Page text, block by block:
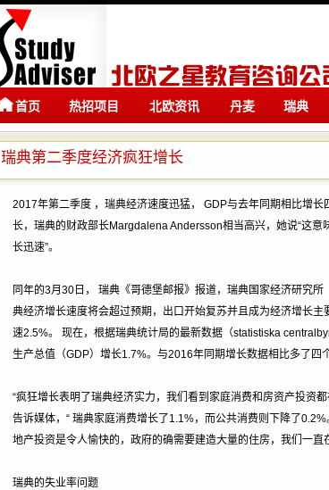
首页 热招项目 北欧资讯 丹麦
留学
瑞典
留学
瑞典第二季度经济疯狂增长
2017年第二季度 ，瑞典经济速度迅猛， GDP与去年同期相比增长
长，瑞典的财政部长Margdalena Andersson相当高兴，她说“这
长迅速”。
同年的3月30日， 瑞典《哥德堡邮报》报道，瑞典国家经济研究
典经济增长速度将会超过预期，出口开始复苏并且成为经济增长
速2.5%。 现在，根据瑞典统计局的最新数据（statistiska
生产总值（GDP）增长1.7%。与2016年同期增长数据相比多了四
“疯狂增长表明了瑞典经济实力，我们看到家庭消费和房资产投资
告诉媒体，“ 瑞典家庭消费增长了1.1%，而公共消费则下降了
地产投资是令人愉快的，政府的确需要建造大量的住房，我们一直
瑞典的失业率问题